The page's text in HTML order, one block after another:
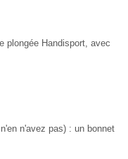
plongée Handisport, avec
n'avez pas) : un bonnet